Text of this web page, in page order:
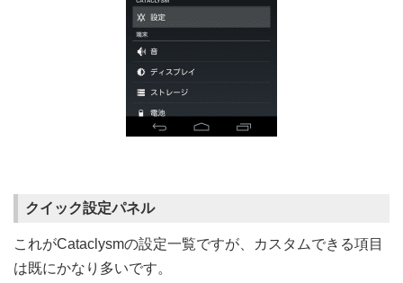
クイック設定パネル
これがCataclysmの設定一覧ですが、カスタムできる項目
は既にかなり多いです。